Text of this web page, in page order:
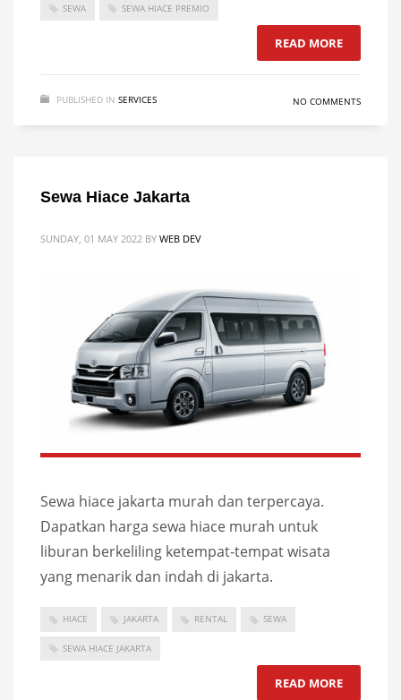
SEWA SEWA HIACE PREMIO
READ MORE
PUBLISHED IN SERVICES NO COMMENTS
Sewa Hiace Jakarta
SUNDAY, 01 MAY 2022 BY WEB DEV
Sewa hiace jakarta murah dan terpercaya.
Dapatkan harga sewa hiace murah untuk
liburan berkeliling ketempat-tempat wisata
yang menarik dan indah di jakarta.
HIACE JAKARTA RENTAL SEWA
SEWA HIACE JAKARTA
READ MORE